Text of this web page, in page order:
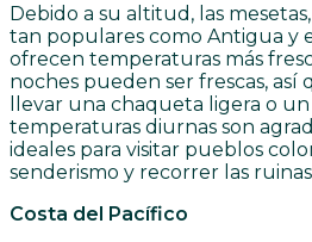
Debido a su altitud, las
tan populares como Antigua y
ofrecen temperaturas más
noches pueden ser frescas, así
llevar una chaqueta ligera o un
temperaturas diurnas son
ideales para visitar pueblos
senderismo y recorrer las ruinas
Costa del Pacífico